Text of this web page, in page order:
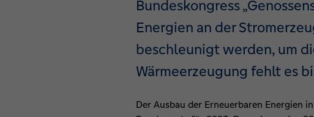
Bundeskongress
Energien an der
beschleunigt werden, um
Wärmeerzeugung fehlt es
Der Ausbau der Erneuerbaren Energien